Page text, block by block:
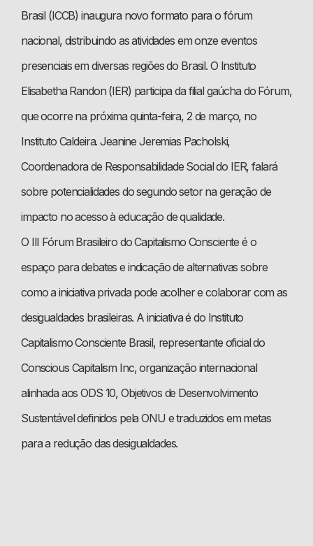
Brasil (ICCB) inaugura novo formato para o fórum
nacional, distribuindo as atividades em onze eventos
presenciais em diversas regiões do Brasil. O Instituto
Elisabetha Randon (IER) participa da filial gaúcha do Fórum,
que ocorre na próxima quinta-feira, 2 de março, no
Instituto Caldeira. Jeanine Jeremias Pacholski,
Coordenadora de Responsabilidade Social do IER, falará
sobre potencialidades do segundo setor na geração de
impacto no acesso à educação de qualidade.
O III Fórum Brasileiro do Capitalismo Consciente é o
espaço para debates e indicação de alternativas sobre
como a iniciativa privada pode acolher e colaborar com as
desigualdades brasileiras. A iniciativa é do Instituto
Capitalismo Consciente Brasil, representante oficial do
Conscious Capitalism Inc, organização internacional
alinhada aos ODS 10, Objetivos de Desenvolvimento
Sustentável definidos pela ONU e traduzidos em metas
para a redução das desigualdades.